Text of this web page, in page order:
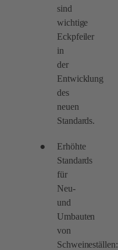
sind
wichtige
Eckpfeiler
in
der
Entwicklung
des
neuen
Standards.
Erhöhte
Standards
für
Neu-
und
Umbauten
von
Schweineställen: